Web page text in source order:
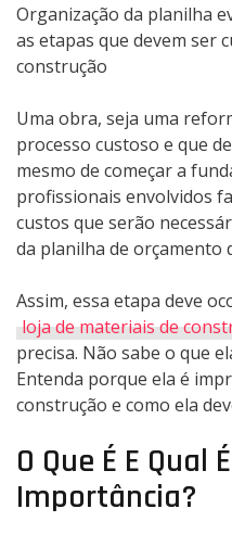
Organização da planilha
as etapas que devem ser
construção
Uma obra, seja uma
processo custoso e que
mesmo de começar a
profissionais envolvidos
custos que serão
da planilha de orçamento
Assim, essa etapa deve
loja de materiais de
precisa. Não sabe o que
Entenda porque ela é
construção e como ela
O Que É E Qual
Importância?